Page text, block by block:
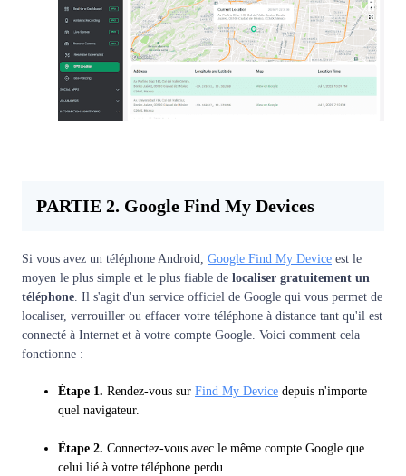
PARTIE 2. Google Find My Devices
Si vous avez un téléphone Android, Google Find My Device est le
moyen le plus simple et le plus fiable de localiser gratuitement un
téléphone. Il s'agit d'un service officiel de Google qui vous permet de
localiser, verrouiller ou effacer votre téléphone à distance tant qu'il est
connecté à Internet et à votre compte Google. Voici comment cela
fonctionne :
Étape 1. Rendez-vous sur Find My Device depuis n'importe
quel navigateur.
Étape 2. Connectez-vous avec le même compte Google que
celui lié à votre téléphone perdu.